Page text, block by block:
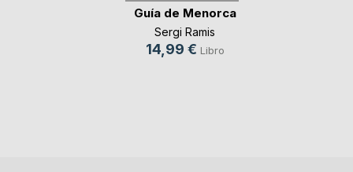
Guía de Menorca
Sergi Ramis
14,99 € Libro